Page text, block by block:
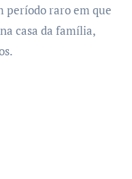
período raro em que
casa da família,